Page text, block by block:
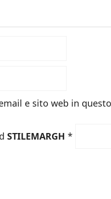
e sito web in
STILEMARGH *